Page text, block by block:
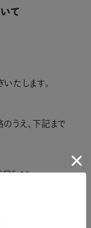
て
たします。
うえ、下記まで
目5-11
絡の取れる連絡先